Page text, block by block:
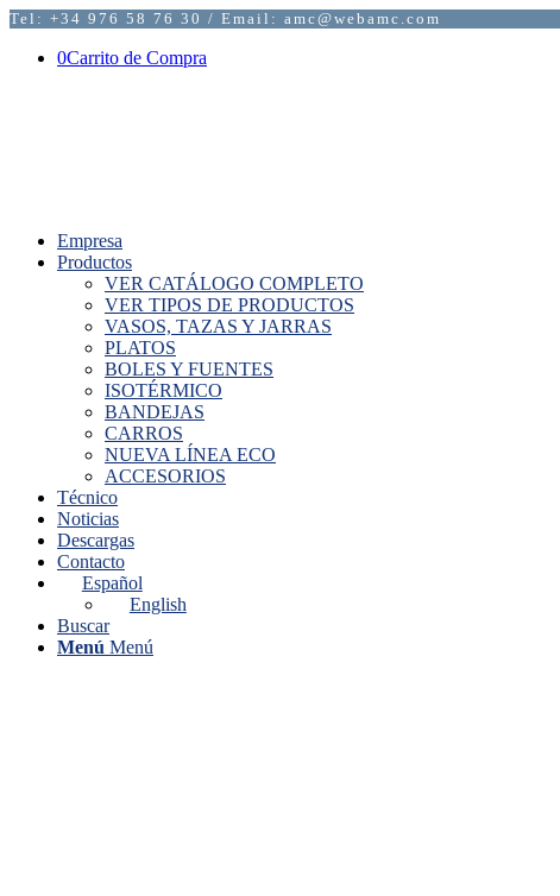
Tel: +34 976 58 76 30 / Email: amc@webamc.com
0Carrito de Compra
Empresa
Productos
VER CATÁLOGO COMPLETO
VER TIPOS DE PRODUCTOS
VASOS, TAZAS Y JARRAS
PLATOS
BOLES Y FUENTES
ISOTÉRMICO
BANDEJAS
CARROS
NUEVA LÍNEA ECO
ACCESORIOS
Técnico
Noticias
Descargas
Contacto
Español
English
Buscar
Menú Menú